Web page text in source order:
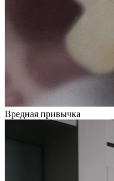
Вредная привычка